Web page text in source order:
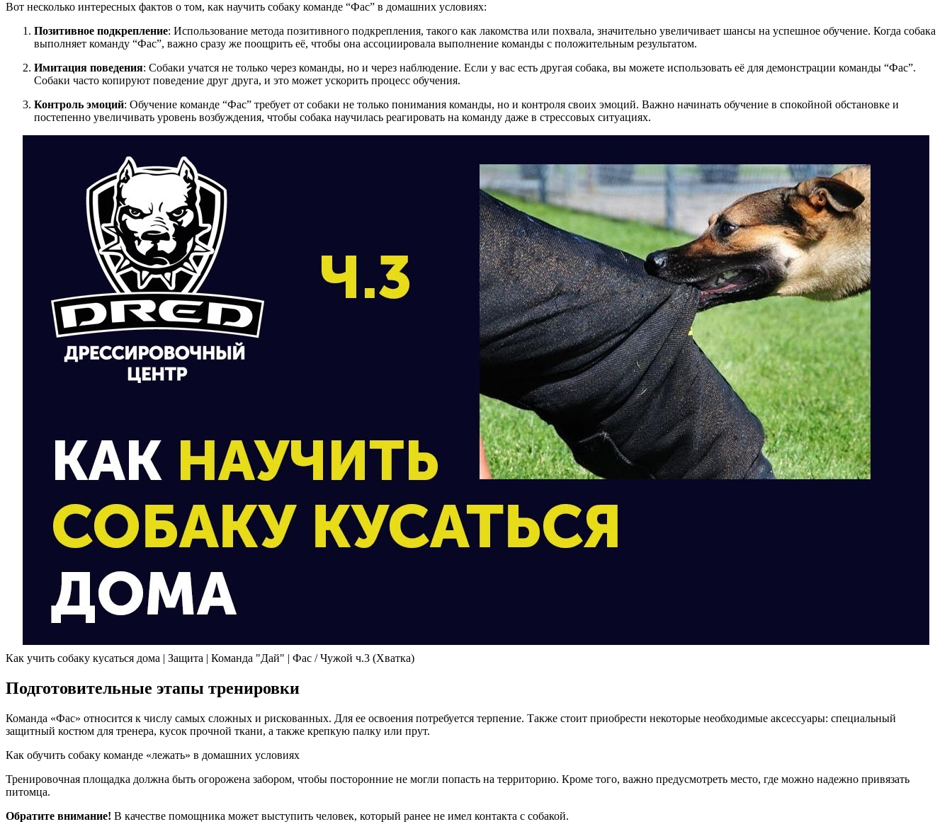
Вот несколько интересных фактов о том, как научить собаку команде “Фас” в домашних условиях:
Позитивное подкрепление: Использование метода позитивного подкрепления, такого как лакомства или похвала, значительно увеличивает шансы на успешное обучение. Когда собака
выполняет команду “Фас”, важно сразу же поощрить её, чтобы она ассоциировала выполнение команды с положительным результатом.
Имитация поведения: Собаки учатся не только через команды, но и через наблюдение. Если у вас есть другая собака, вы можете использовать её для демонстрации команды “Фас”.
Собаки часто копируют поведение друг друга, и это может ускорить процесс обучения.
Контроль эмоций: Обучение команде “Фас” требует от собаки не только понимания команды, но и контроля своих эмоций. Важно начинать обучение в спокойной обстановке и
постепенно увеличивать уровень возбуждения, чтобы собака научилась реагировать на команду даже в стрессовых ситуациях.
Как учить собаку кусаться дома | Защита | Команда "Дай" | Фас / Чужой ч.3 (Хватка)
Подготовительные этапы тренировки
Команда «Фас» относится к числу самых сложных и рискованных. Для ее освоения потребуется терпение. Также стоит приобрести некоторые необходимые аксессуары: специальный
защитный костюм для тренера, кусок прочной ткани, а также крепкую палку или прут.
Как обучить собаку команде «лежать» в домашних условиях
Тренировочная площадка должна быть огорожена забором, чтобы посторонние не могли попасть на территорию. Кроме того, важно предусмотреть место, где можно надежно привязать
питомца.
Обратите внимание! В качестве помощника может выступить человек, который ранее не имел контакта с собакой.